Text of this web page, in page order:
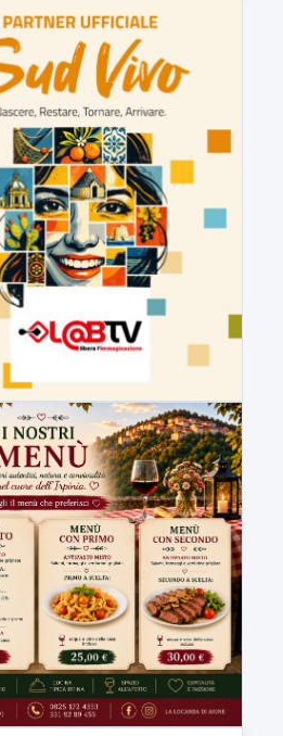
LabNews (replica)